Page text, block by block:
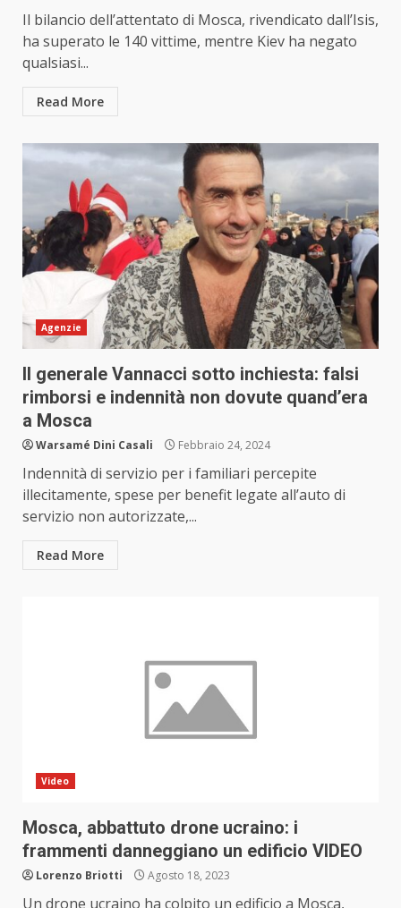
Il bilancio dell’attentato di Mosca, rivendicato dall’Isis,
ha superato le 140 vittime, mentre Kiev ha negato
qualsiasi...
Read More
Agenzie
Il generale Vannacci sotto inchiesta: falsi
rimborsi e indennità non dovute quand’era
a Mosca
Warsamé Dini Casali Febbraio 24, 2024
Indennità di servizio per i familiari percepite
illecitamente, spese per benefit legate all’auto di
servizio non autorizzate,...
Read More
Video
Mosca, abbattuto drone ucraino: i
frammenti danneggiano un edificio VIDEO
Lorenzo Briotti Agosto 18, 2023
Un drone ucraino ha colpito un edificio a Mosca,